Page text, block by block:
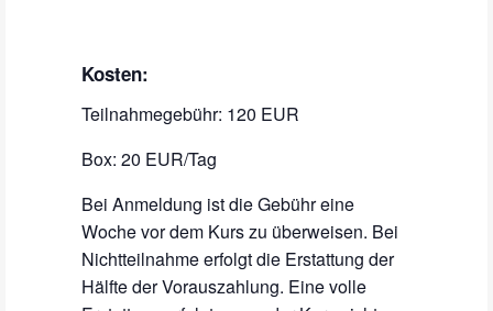
Kosten:
Teilnahmegebühr: 120 EUR
Box: 20 EUR/Tag
Bei Anmeldung ist die Gebühr eine
Woche vor dem Kurs zu überweisen. Bei
Nichtteilnahme erfolgt die Erstattung der
Hälfte der Vorauszahlung. Eine volle